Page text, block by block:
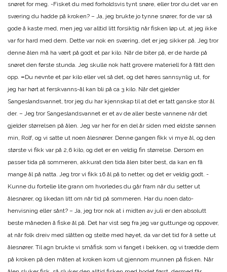
snøret for meg. -Fisket du med forholdsvis tynt snøre, eller tror du det var en
sværing du hadde på kroken? – Ja, jeg brukte jo tynne snører, for de var så
gode å kaste med, men jeg var alltid litt forsiktig når fisken løp ut, at jeg ikke
var for hard med dem. Dette var nok en sværing, det er jeg sikker på. Jeg tror
denne ålen må ha vært på godt et par kilo. Når de biter på, er de harde på
snøret den første stunda. Jeg skulle nok hatt grovere materiell for å fått den
opp. –Du nevnte et par kilo eller vel så det, og det høres sannsynlig ut, for
jeg har hørt at ferskvanns-ål kan bli på ca 3 kilo. Når det gjelder
Sangeslandsvannet, tror jeg du har kjennskap til at det er tatt ganske stor ål
der. – Jeg tror Sangeslandsvannet er et av de aller beste vannene når det
gjelder størrelsen på ålen. Jeg var her for en del år siden med eldste sønnen
min, Rolf, og vi satte ut noen ålesnører. Denne gangen fikk vi mye ål, og den
største vi fikk var på 2,6 kilo, og det er en veldig fin størrelse. Dersom en
passer tida på sommeren, akkurat den tida ålen biter best, da kan en få
mange ål på natta. Jeg tror vi fikk 16 ål på to netter, og det er veldig godt. -
Kunne du fortelle lite grann om hvorledes du går fram når du setter ut
ålesnører, og likedan litt om når tid på sommeren. Har du noen dato-
henvisning eller sånt? – Ja, jeg tror nok at i midten av juli er den absolutt
beste måneden å fiske ål på. Det har vist seg fra jeg var guttunge og oppover,
at når folk dreiv med slåtten og stelte med høyet, da var det tid for å sette ut
ålesnører. Til agn brukte vi småfisk som vi fanget i bekken, og vi trædde dem
på kroken på den måten at kroken kom ut gjennom munnen på fisken. Når